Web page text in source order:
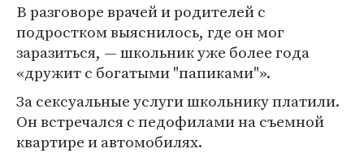
В разговоре врачей и родителей с
подростком выяснилось, где он мог
заразиться, — школьник уже более года
«дружит с богатыми "папиками"».
За сексуальные услуги школьнику платили.
Он встречался с педофилами на съемной
квартире и автомобилях.